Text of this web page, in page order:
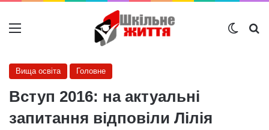
Меню
Вища освіта Головне
Вступ 2016: на актуальні
запитання відповіли Лілія